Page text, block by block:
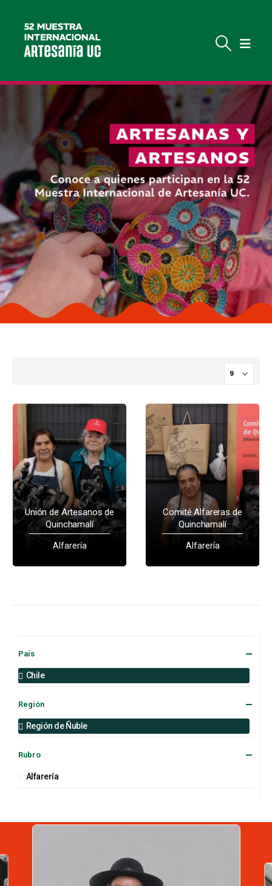
Unión de Artesanos de
Quinchamalí
Alfarería
Comité Alfareras de
Quinchamalí
Alfarería
País
Chile
Región
Región de Ñuble
Rubro
Alfarería